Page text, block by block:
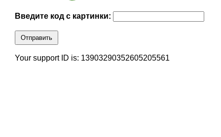
Введите код с картинки:
Отправить
Your support ID is: 13903290352605205561